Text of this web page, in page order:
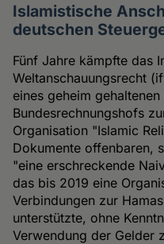
Islamistische
deutschen
Fünf Jahre kämpfte das
Weltanschauungsrecht
eines geheim
Bundesrechnungshofs
Organisation "Islamic
Dokumente offenbaren,
"eine erschreckende
das bis 2019 eine
Verbindungen zur
unterstützte, ohne
Verwendung der Gelder